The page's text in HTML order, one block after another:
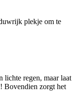
plekje om te
lichte regen, maar laat
Bovendien zorgt het